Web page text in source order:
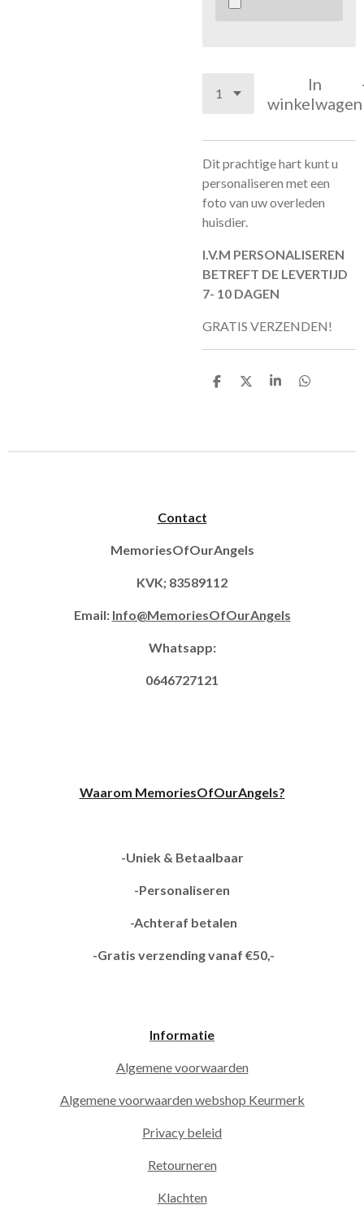
In
winkelwagen
Dit prachtige hart kunt u
personaliseren met een
foto van uw overleden
huisdier.
I.V.M PERSONALISEREN
BETREFT DE LEVERTIJD
7- 10 DAGEN
GRATIS VERZENDEN!
D
D
S
D
Contact
MemoriesOfOurAngels
KVK; 83589112
Email: Info@MemoriesOfOurAngels
Whatsapp:
0646727121
Waarom MemoriesOfOurAngels?
-Uniek & Betaalbaar
-Personaliseren
-Achteraf betalen
-Gratis verzending vanaf €50,-
Informatie
Algemene voorwaarden
Algemene voorwaarden webshop Keurmerk
Privacy beleid
Retourneren
Klachten